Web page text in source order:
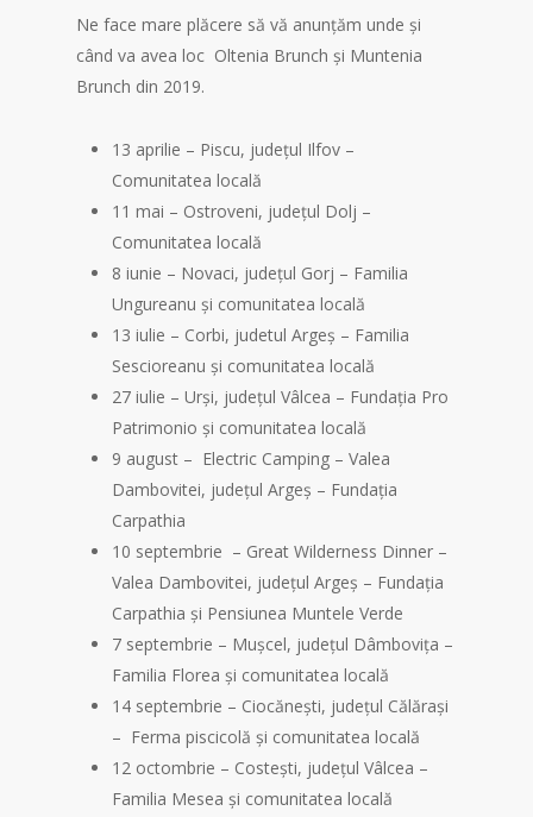
Ne face mare plăcere să vă anunțăm unde și
când va avea loc Oltenia Brunch și Muntenia
Brunch din 2019.
13 aprilie – Piscu, județul Ilfov –
Comunitatea locală
11 mai – Ostroveni, județul Dolj –
Comunitatea locală
8 iunie – Novaci, județul Gorj – Familia
Ungureanu și comunitatea locală
13 iulie – Corbi, judetul Argeș – Familia
Sescioreanu și comunitatea locală
27 iulie – Urși, județul Vâlcea – Fundația Pro
Patrimonio și comunitatea locală
9 august – Electric Camping – Valea
Dambovitei, județul Argeș – Fundația
Carpathia
10 septembrie – Great Wilderness Dinner –
Valea Dambovitei, județul Argeș – Fundația
Carpathia și Pensiunea Muntele Verde
7 septembrie – Mușcel, județul Dâmbovița –
Familia Florea și comunitatea locală
14 septembrie – Ciocănești, județul Călărași
– Ferma piscicolă și comunitatea locală
12 octombrie – Costești, județul Vâlcea –
Familia Mesea și comunitatea locală